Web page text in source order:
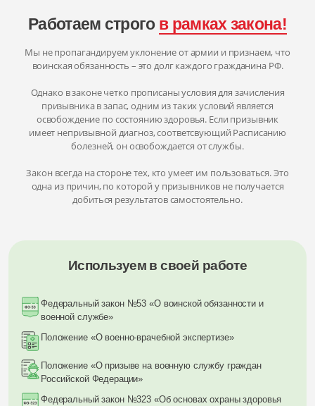
Работаем строго в рамках закона!
Мы не пропагандируем уклонение от армии и признаем, что
воинская обязанность – это долг каждого гражданина РФ.
Однако в законе четко прописаны условия для зачисления
призывника в запас, одним из таких условий является
освобождение по состоянию здоровья. Если призывник
имеет непризывной диагноз, соответсвующий Расписанию
болезней, он освобождается от службы.
Закон всегда на стороне тех, кто умеет им пользоваться. Это
одна из причин, по которой у призывников не получается
добиться результатов самостоятельно.
Используем в своей работе
Федеральный закон №53 «О воинской обязанности и
военной службе»
Положение «О военно-врачебной экспертизе»
Положение «О призыве на военную службу граждан
Российской Федерации»
Федеральный закон №323 «Об основах охраны здоровья